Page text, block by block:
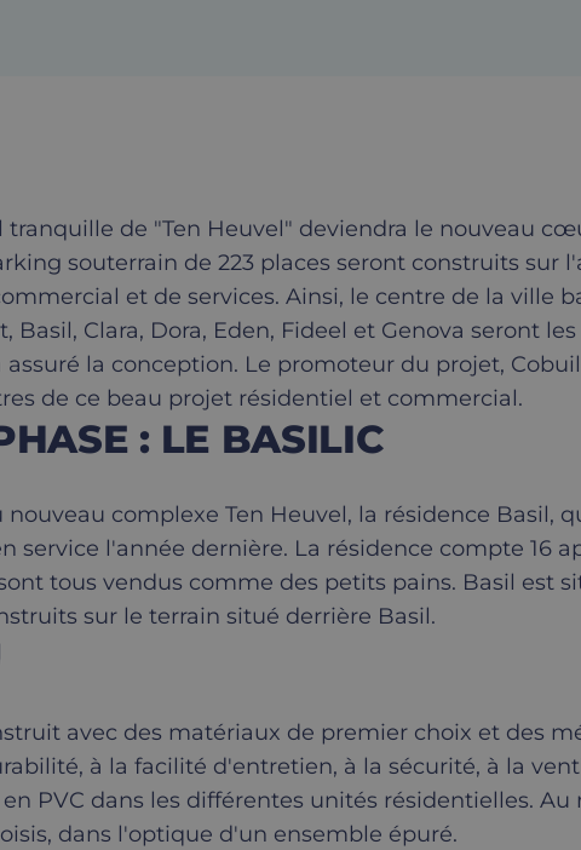
de "Ten Heuvel" deviendra le nouveau
souterrain de 223 places seront construits
et de services. Ainsi, le centre de la ville
Basil, Clara, Dora, Eden, Fideel et Genova seront
la conception. Le promoteur du projet,
de ce beau projet résidentiel et commercial.
: LE BASILIC
complexe Ten Heuvel, la résidence Basil,
service l'année dernière. La résidence compte 16
tous vendus comme des petits pains. Basil est
sur le terrain situé derrière Basil.
avec des matériaux de premier choix et des
à la facilité d'entretien, à la sécurité, à la
PVC dans les différentes unités résidentielles.
dans l'optique d'un ensemble épuré.